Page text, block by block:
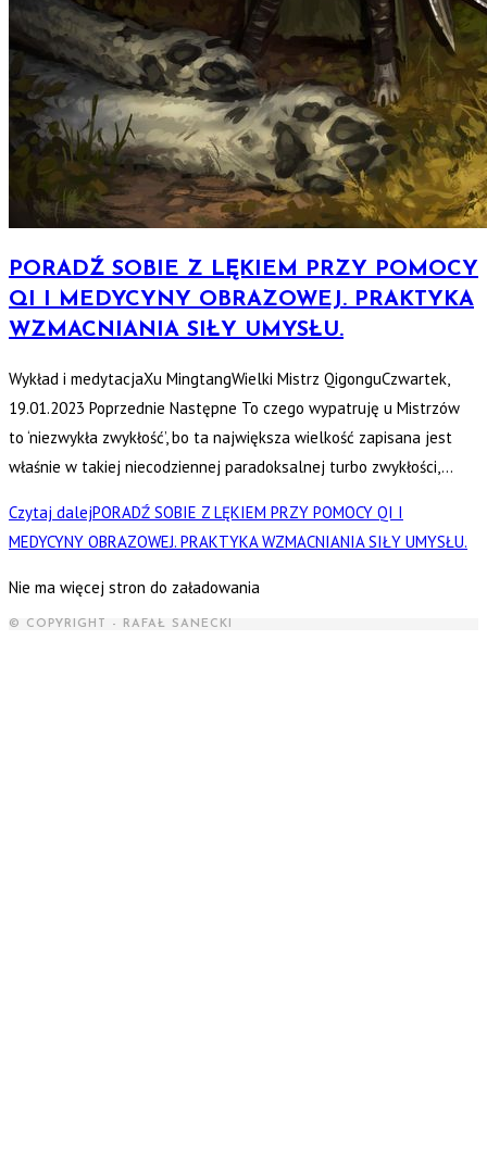
PORADŹ SOBIE Z LĘKIEM PRZY POMOCY
QI I MEDYCYNY OBRAZOWEJ. PRAKTYKA
WZMACNIANIA SIŁY UMYSŁU.
Wykład i medytacjaXu MingtangWielki Mistrz QigonguCzwartek,
19.01.2023 Poprzednie Następne To czego wypatruję u Mistrzów
to ‘niezwykła zwykłość’, bo ta największa wielkość zapisana jest
właśnie w takiej niecodziennej paradoksalnej turbo zwykłości,…
Czytaj dalejPORADŹ SOBIE Z LĘKIEM PRZY POMOCY QI I
MEDYCYNY OBRAZOWEJ. PRAKTYKA WZMACNIANIA SIŁY UMYSŁU.
Nie ma więcej stron do załadowania
© COPYRIGHT - RAFAŁ SANECKI